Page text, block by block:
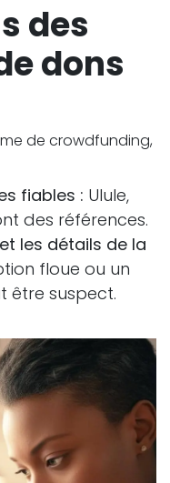
des
dons
de crowdfunding,
fiables : Ulule,
des références.
les détails de la
floue ou un
être suspect.